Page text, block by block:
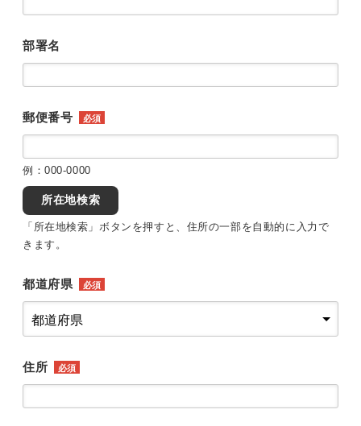
部署名
郵便番号 必須
例：000-0000
所在地検索
「所在地検索」ボタンを押すと、住所の一部を自動的に入力で
きます。
都道府県 必須
住所 必須